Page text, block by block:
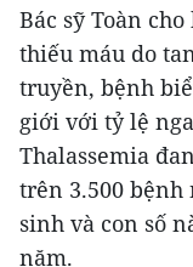
Bác sỹ Toàn
thiếu máu do
truyền, bệnh
giới với tỷ lệ
Thalassemia
trên 3.500
sinh và con số
năm.